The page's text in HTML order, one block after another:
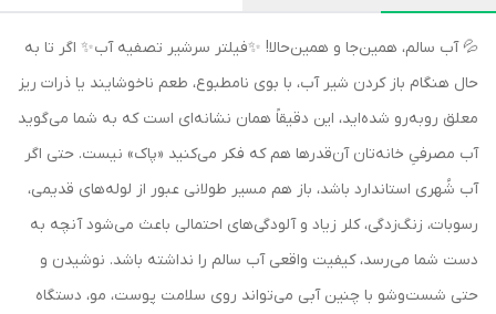
💦 آب سالم، همین‌جا و همین‌حالا! ✨فیلتر سرشیر تصفیه آب✨ اگر تا به
حال هنگام باز کردن شیر آب، با بوی نامطبوع، طعم ناخوشایند یا ذرات ریز
معلق روبه‌رو شده‌اید، این دقیقاً همان نشانه‌ای است که به شما می‌گوید
آب مصرفیِ خانه‌تان آن‌قدرها هم که فکر می‌کنید «پاک» نیست. حتی اگر
آب شُهری استاندارد باشد، باز هم مسیر طولانی عبور از لوله‌های قدیمی،
رسوبات، زنگ‌زدگی، کلر زیاد و آلودگی‌های احتمالی باعث می‌شود آنچه به
دست شما می‌رسد، کیفیت واقعی آب سالم را نداشته باشد. نوشیدن و
حتی شست‌وشو با چنین آبی می‌تواند روی سلامت پوست، مو، دستگاه